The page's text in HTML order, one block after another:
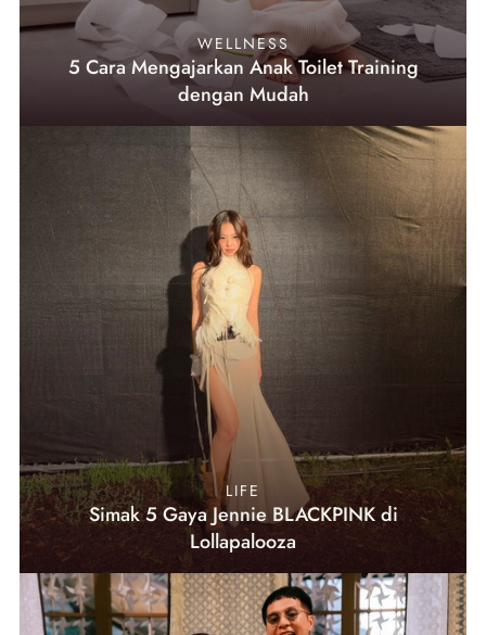
WELLNESS
5 Cara Mengajarkan Anak Toilet Training
dengan Mudah
LIFE
Simak 5 Gaya Jennie BLACKPINK di
Lollapalooza